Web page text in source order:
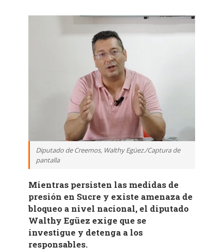
Diputado de Creemos, Walthy Egüez./Captura de
pantalla
Mientras persisten las medidas de
presión en Sucre y existe amenaza de
bloqueo a nivel nacional, el diputado
Walthy Egüez exige que se
investigue y detenga a los
responsables.